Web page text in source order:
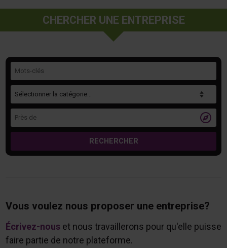
CHERCHER UNE ENTREPRISE

RECHERCHER
Vous voulez nous proposer une entreprise?
Écrivez-nouset nous travaillerons pour qu'elle puisse
faire partie de notre plateforme.